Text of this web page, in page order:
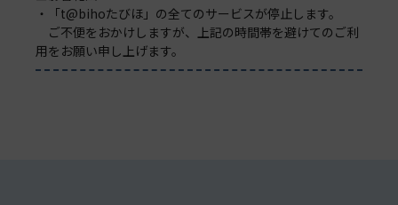
・「t@bihoたびほ」の全てのサービスが停止します。
ご不便をおかけしますが、上記の時間帯を避けてのご利
用をお願い申し上げます。